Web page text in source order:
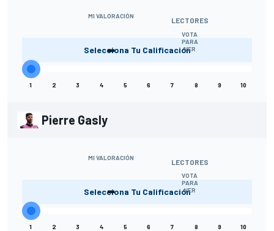
MI VALORACIÓN
-
LECTORES
VOTA
PARA
VER
Selecciona Tu Calificación
1 2 3 4 5 6 7 8 9 10
Pierre Gasly
MI VALORACIÓN
-
LECTORES
VOTA
PARA
VER
Selecciona Tu Calificación
1 2 3 4 5 6 7 8 9 10